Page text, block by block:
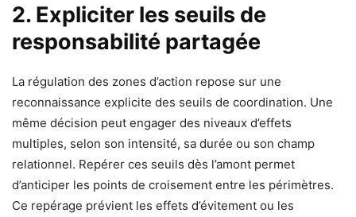
2. Expliciter les seuils de
responsabilité partagée
La régulation des zones d’action repose sur une
reconnaissance explicite des seuils de coordination. Une
même décision peut engager des niveaux d’effets
multiples, selon son intensité, sa durée ou son champ
relationnel. Repérer ces seuils dès l’amont permet
d’anticiper les points de croisement entre les périmètres.
Ce repérage prévient les effets d’évitement ou les